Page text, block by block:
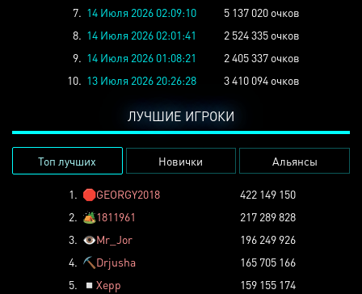
7. 14 Июля 2026 02:09:10
5 137 020 очков
8. 14 Июля 2026 02:01:41
2 524 335 очков
9. 14 Июля 2026 01:08:21
2 405 337 очков
10. 13 Июля 2026 20:26:28 3 410 094 очков
ЛУЧШИЕ ИГРОКИ
Топ лучших Новички Альянсы
1. 🛑GEORGY2018
422 149 150
2. 🏕️1811961
217 289 828
3. 👁️Mr_Jor
196 249 926
4. ⛏️ Drjusha
165 705 166
5.
◽ Xepp
159 155 174